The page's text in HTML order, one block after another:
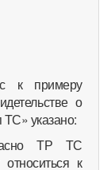
к примеру
о
указано:
ТР ТС
к